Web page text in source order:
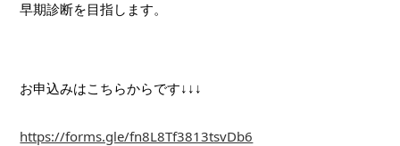
早期診断を目指します。
お申込みはこちらからです↓↓↓
https://forms.gle/fn8L8Tf3813tsvDb6